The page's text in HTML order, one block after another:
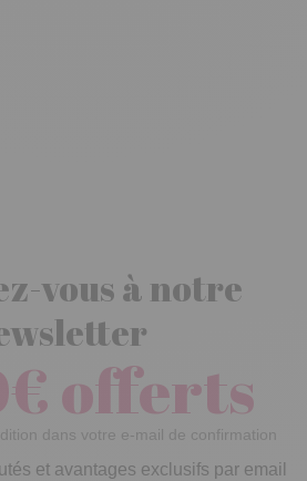
vous à notre
offerts
dans votre e-mail de confirmation
et avantages exclusifs par email